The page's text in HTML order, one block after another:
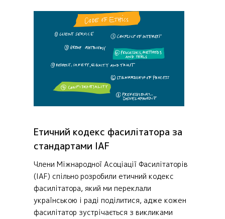
Етичний кодекс фасилітатора за
стандартами IAF
Члени Міжнародної Асоціації Фасилітаторів
(IAF) спільно розробили етичний кодекс
фасилітатора, який ми переклали
українською і раді поділитися, адже кожен
фасилітатор зустрічається з викликами